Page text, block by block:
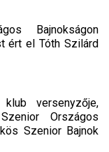
Bajnokságon
ért el Tóth Szilárd
versenyzője,
Országos
Szenior Bajnok